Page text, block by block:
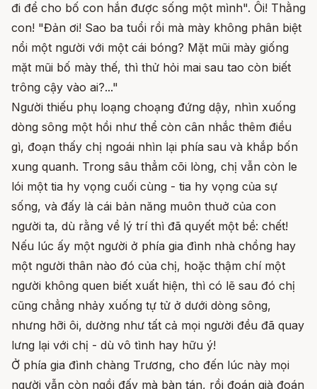
đi để cho bố con hắn được sống một mình". Ôi! Thằng
con! "Đản ơi! Sao ba tuổi rồi mà mày không phân biệt
nổi một người với một cái bóng? Mặt mũi mày giống
mặt mũi bố mày thế, thì thử hỏi mai sau tao còn biết
trông cậy vào ai?..."
Người thiếu phụ loạng choạng đứng dậy, nhìn xuống
dòng sông một hồi như thể còn cân nhắc thêm điều
gì, đoạn thấy chị ngoái nhìn lại phía sau và khắp bốn
xung quanh. Trong sâu thẳm cõi lòng, chị vẫn còn le
lói một tia hy vọng cuối cùng - tia hy vọng của sự
sống, và đấy là cái bản năng muôn thuở của con
người ta, dù rằng về lý trí thì đã quyết một bề: chết!
Nếu lúc ấy một người ở phía gia đình nhà chồng hay
một người thân nào đó của chị, hoặc thậm chí một
người không quen biết xuất hiện, thì có lẽ sau đó chị
cũng chẳng nhảy xuống tự tử ở dưới dòng sông,
nhưng hỡi ôi, dường như tất cả mọi người đều đã quay
lưng lại với chị - dù vô tình hay hữu ý!
Ở phía gia đình chàng Trương, cho đến lúc này mọi
người vẫn còn ngồi đấy mà bàn tán, rồi đoán già đoán